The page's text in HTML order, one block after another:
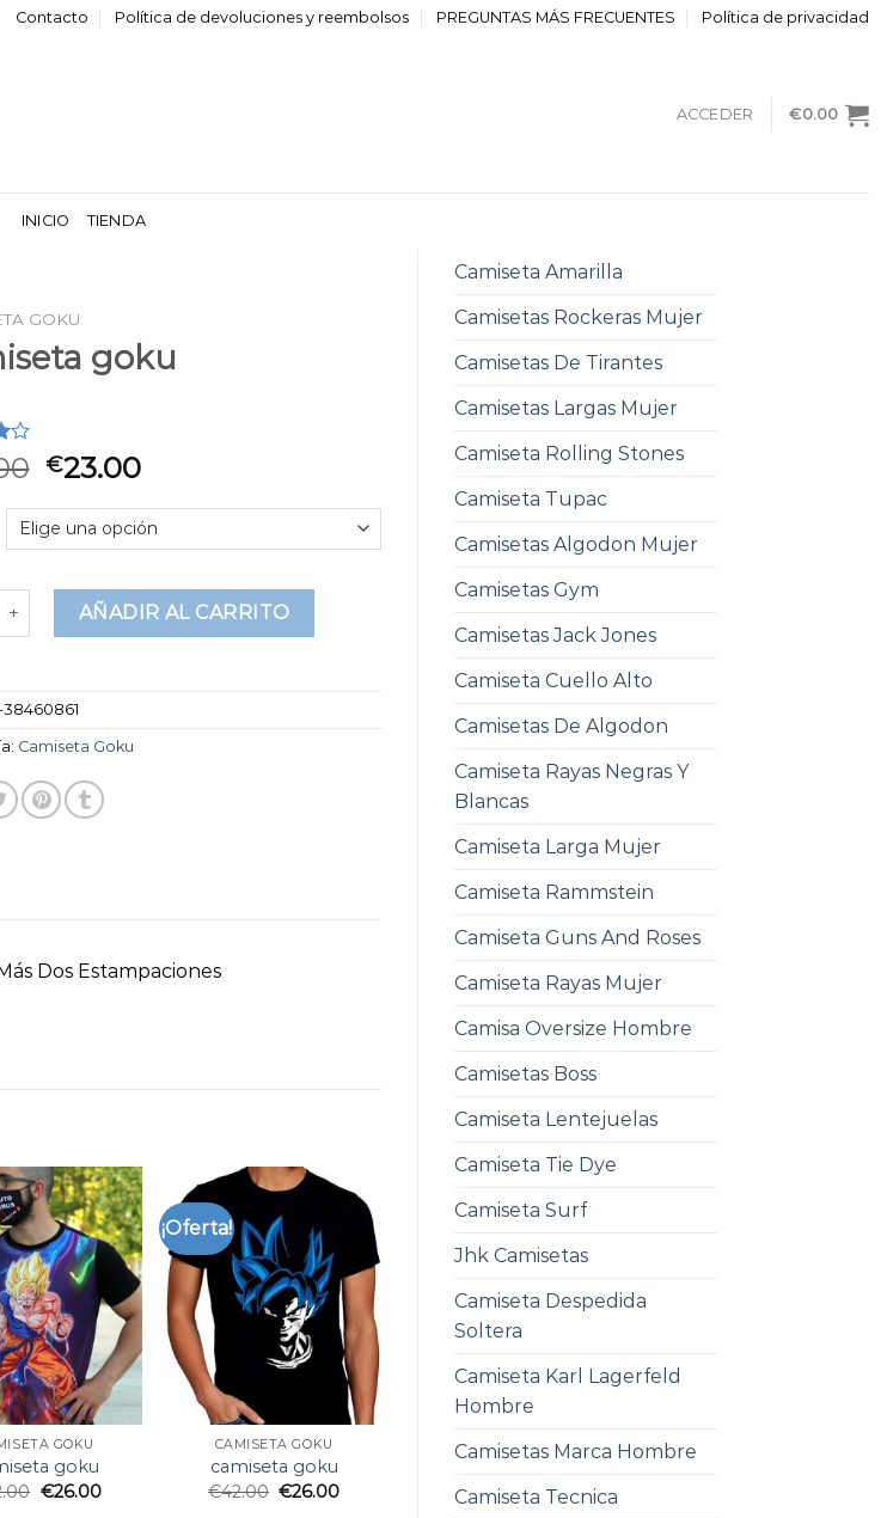
Contacto Política de devoluciones y reembolsos PREGUNTAS MÁS FRECUENTES Política de privacidad
ACCEDER €0.00
INICIO TIENDA
Camiseta Amarilla
Camisetas Rockeras Mujer
Camisetas De Tirantes
Camisetas Largas Mujer
Camiseta Rolling Stones
Camiseta Tupac
Camisetas Algodon Mujer
Camisetas Gym
Camisetas Jack Jones
Camiseta Cuello Alto
Camisetas De Algodon
Camiseta Rayas Negras Y
Blancas
Camiseta Larga Mujer
Camiseta Rammstein
Camiseta Guns And Roses
Camiseta Rayas Mujer
Camisa Oversize Hombre
Camisetas Boss
Camiseta Lentejuelas
Camiseta Tie Dye
Camiseta Surf
Jhk Camisetas
Camiseta Despedida
Soltera
Camiseta Karl Lagerfeld
Hombre
Camisetas Marca Hombre
Camiseta Tecnica
GOKU
goku
€23.00
goku cantidadAÑADIR AL CARRITO
38460861
Camiseta Goku
Dos Estampaciones
GOKU
goku
€26.00
¡Oferta!
CAMISETA GOKU
camiseta goku
€42.00 €26.00